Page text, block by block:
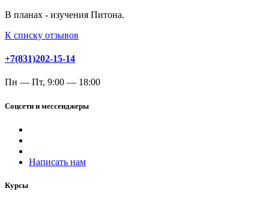
В планах - изучения Питона.
К списку отзывов
+7(831)202-15-14
Пн — Пт, 9:00 — 18:00
Соцсети и мессенджеры
Написать нам
Курсы